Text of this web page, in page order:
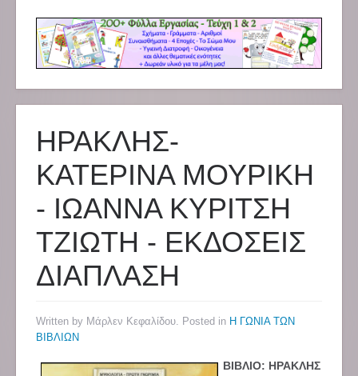
ΗΡΑΚΛΗΣ-
ΚΑΤΕΡΙΝΑ ΜΟΥΡΙΚΗ
- ΙΩΑΝΝΑ ΚΥΡΙΤΣΗ
ΤΖΙΩΤΗ - ΕΚΔΟΣΕΙΣ
ΔΙΑΠΛΑΣΗ
Written by Μάρλεν Κεφαλίδου. Posted in Η ΓΩΝΙΑ ΤΩΝ
ΒΙΒΛΙΩΝ
ΒΙΒΛΙΟ: ΗΡΑΚΛΗΣ